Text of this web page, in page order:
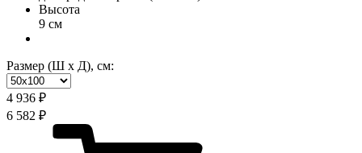
Высота
9 см
Размер (Ш х Д), см:
4 936 ₽
6 582 ₽